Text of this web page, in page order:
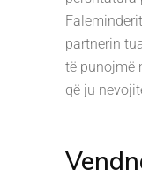
partnerin
të punojmë
që ju